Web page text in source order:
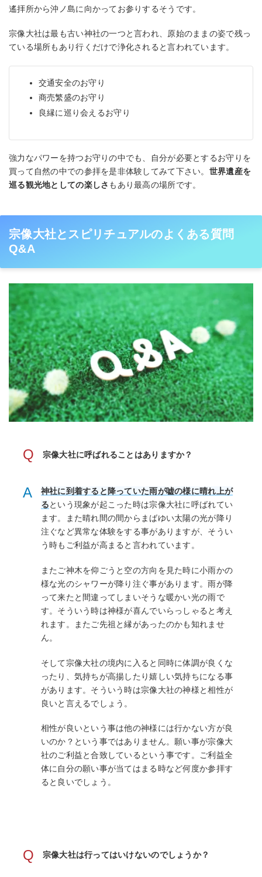
遙拝所から沖ノ島に向かってお参りするそうです。
宗像大社は最も古い神社の一つと言われ、原始のままの姿で残っ
ている場所もあり行くだけで浄化されると言われています。
交通安全のお守り
商売繁盛のお守り
良縁に巡り会えるお守り
強力なパワーを持つお守りの中でも、自分が必要とするお守りを
買って自然の中での参拝を是非体験してみて下さい。 世界遺産を
巡る観光地としての楽しさ もあり最高の場所です。
宗像大社とスピリチュアルのよくある質問
Q&A
Q 宗像大社に呼ばれることはありますか？
A
神社に到着すると降っていた雨が嘘の様に晴れ上が
るという現象が起こった時は宗像大社に呼ばれてい
ます。また晴れ間の間からまばゆい太陽の光が降り
注ぐなど異常な体験をする事がありますが、そうい
う時もご利益が高まると言われています。
またご神木を仰ごうと空の方向を見た時に小雨かの
様な光のシャワーが降り注ぐ事があります。雨が降
って来たと間違ってしまいそうな暖かい光の雨で
す。そういう時は神様が喜んでいらっしゃると考え
れます。またご先祖と縁があったのかも知れませ
ん。
そして宗像大社の境内に入ると同時に体調が良くな
ったり、気持ちが高揚したり嬉しい気持ちになる事
があります。そういう時は宗像大社の神様と相性が
良いと言えるでしょう。
相性が良いという事は他の神様には行かない方が良
いのか？という事ではありません。願い事が宗像大
社のご利益と合致しているという事です。ご利益全
体に自分の願い事が当てはまる時など何度か参拝す
ると良いでしょう。
Q 宗像大社は行ってはいけないのでしょうか？